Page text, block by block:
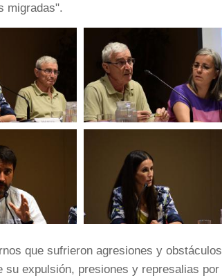
migradas".
que sufrieron agresiones y
expulsión, presiones y represalias